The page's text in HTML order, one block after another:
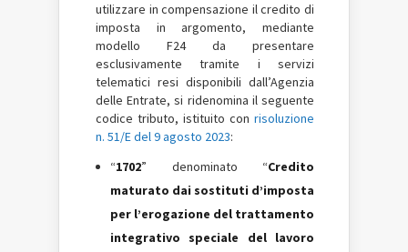
utilizzare in compensazione il credito di
imposta in argomento, mediante
modello F24 da presentare
esclusivamente tramite i servizi
telematici resi disponibili dall’Agenzia
delle Entrate, si ridenomina il seguente
codice tributo, istituito con risoluzione
n. 51/E del 9 agosto 2023:
“1702” denominato “Credito
maturato dai sostituti d’imposta
per l’erogazione del trattamento
integrativo speciale del lavoro